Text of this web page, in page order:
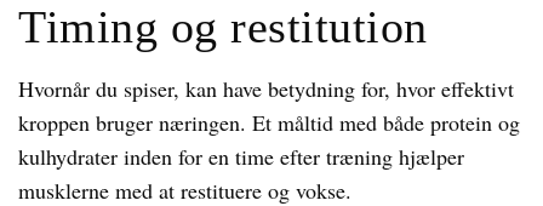
Timing og restitution
Hvornår du spiser, kan have betydning for, hvor effektivt
kroppen bruger næringen. Et måltid med både protein og
kulhydrater inden for en time efter træning hjælper
musklerne med at restituere og vokse.